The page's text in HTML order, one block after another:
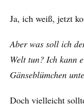
Ja, ich weiß, jetzt
Aber was soll ich
Welt tun? Ich kann
Gänseblümchen
Doch vielleicht